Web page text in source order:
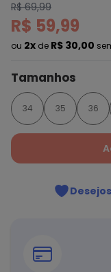
R$ 69,99
R$ 59,99
ou 2x de R$ 30,00
Tamanhos
34 35 36
Desejos